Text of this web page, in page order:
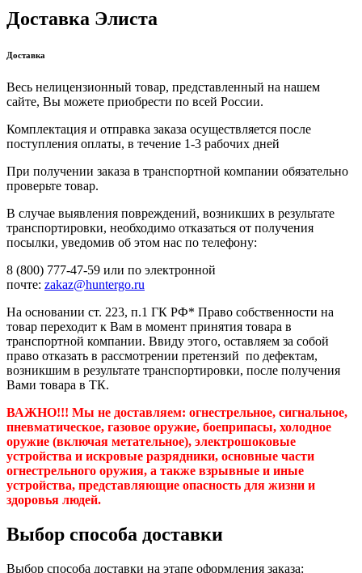
Доставка Элиста
Доставка
Весь нелицензионный товар, представленный на нашем
сайте, Вы можете приобрести по всей России.
Комплектация и отправка заказа осуществляется после
поступления оплаты, в течение 1-3 рабочих дней
При получении заказа в транспортной компании обязательно
проверьте товар.
В случае выявления повреждений, возникших в результате
транспортировки, необходимо отказаться от получения
посылки, уведомив об этом нас по телефону:
8 (800) 777-47-59 или по электронной
почте: zakaz@huntergo.ru
На основании ст. 223, п.1 ГК РФ* Право собственности на
товар переходит к Вам в момент принятия товара в
транспортной компании. Ввиду этого, оставляем за собой
право отказать в рассмотрении претензий по дефектам,
возникшим в результате транспортировки, после получения
Вами товара в ТК.
ВАЖНО!!! Мы не доставляем: огнестрельное, сигнальное,
пневматическое, газовое оружие, боеприпасы, холодное
оружие (включая метательное), электрошоковые
устройства и искровые разрядники, основные части
огнестрельного оружия, а также взрывные и иные
устройства, представляющие опасность для жизни и
здоровья людей.
Выбор способа доставки
Выбор способа доставки на этапе оформления заказа: